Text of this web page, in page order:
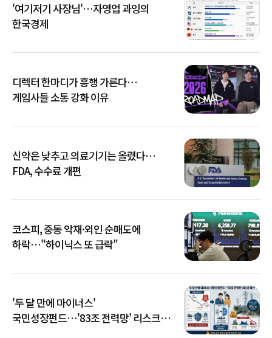
'여기저기 사장님'…자영업 과잉의
한국경제
디렉터 한마디가 흥행 가른다…
게임사들 소통 강화 이유
신약은 낮추고 의료기기는 올렸다…
FDA, 수수료 개편
코스피, 중동 악재·외인 순매도에
하락…"하이닉스 또 급락"
'두 달 만에 마이너스'
국민성장펀드…'83조 전력망' 리스크